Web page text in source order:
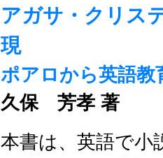
アガサ・クリス
現
ポアロから英語教
久保 芳孝 著
本書は、英語で小